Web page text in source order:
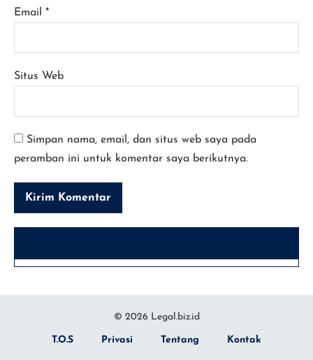
Email *
Situs Web
Simpan nama, email, dan situs web saya pada
peramban ini untuk komentar saya berikutnya.
© 2026 Legal.biz.id
T.O.S Privasi Tentang Kontak